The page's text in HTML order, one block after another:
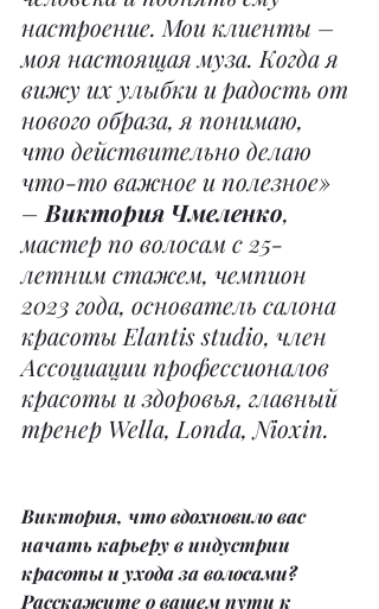
настроение. Мои клиенты –
моя настоящая муза. Когда я
вижу их улыбки и радость от
нового образа, я понимаю,
что действительно делаю
что-то важное и полезное»
– Виктория Чмеленко,
мастер по волосам с 25-
летним стажем, чемпион
2023 года, основатель салона
красоты Elantis studio, член
Ассоциации профессионалов
красоты и здоровья, главный
тренер Wella, Londa, Nioxin.
Виктория, что вдохновило вас
начать карьеру в индустрии
красоты и ухода за волосами?
Расскажите о вашем пути к